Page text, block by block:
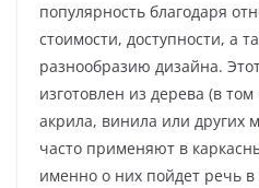
популярность благодаря
стоимости, доступности, а
разнообразию дизайна.
изготовлен из дерева (в
акрила, винила или других
часто применяют в
именно о них пойдет речь в